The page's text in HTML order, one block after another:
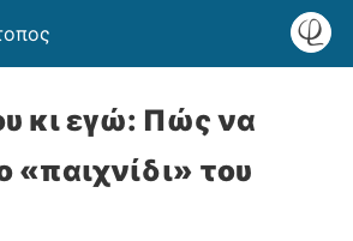
κι εγώ: Πώς να
«παιχνίδι» του